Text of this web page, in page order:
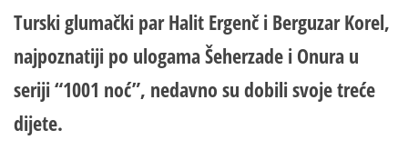
Turski glumački par Halit Ergenč i Berguzar Korel,
najpoznatiji po ulogama Šeherzade i Onura u
seriji “1001 noć”, nedavno su dobili svoje treće
dijete.